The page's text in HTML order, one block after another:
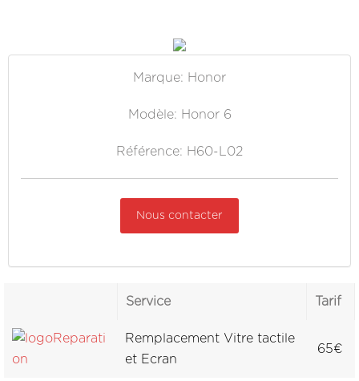
Marque: Honor
Modèle: Honor 6
Référence: H60-L02
Nous contacter
Service Tarif
Remplacement Vitre tactile
et Ecran
65€